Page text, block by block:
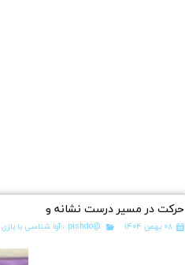
حرکت در مسیر درست نشانه و
۰۸ بهمن ۱۴۰۴ @pishdo ،آوا شناسی با بازی